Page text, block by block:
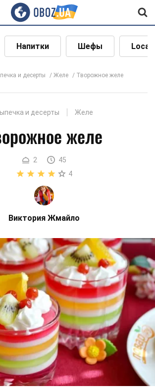
Напитки Шефы Local
и десерты Желе Творожное желе
и десерты Желе
желе
2
45
4
Виктория Жмайло